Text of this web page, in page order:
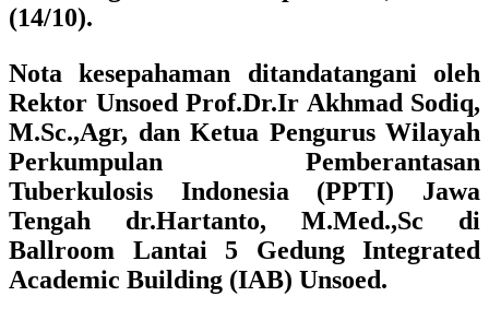
(14/10).
Nota kesepahaman ditandatangani oleh
Rektor Unsoed Prof.Dr.Ir Akhmad Sodiq,
M.Sc.,Agr, dan Ketua Pengurus Wilayah
Perkumpulan Pemberantasan
Tuberkulosis Indonesia (PPTI) Jawa
Tengah dr.Hartanto, M.Med.,Sc di
Ballroom Lantai 5 Gedung Integrated
Academic Building (IAB) Unsoed.